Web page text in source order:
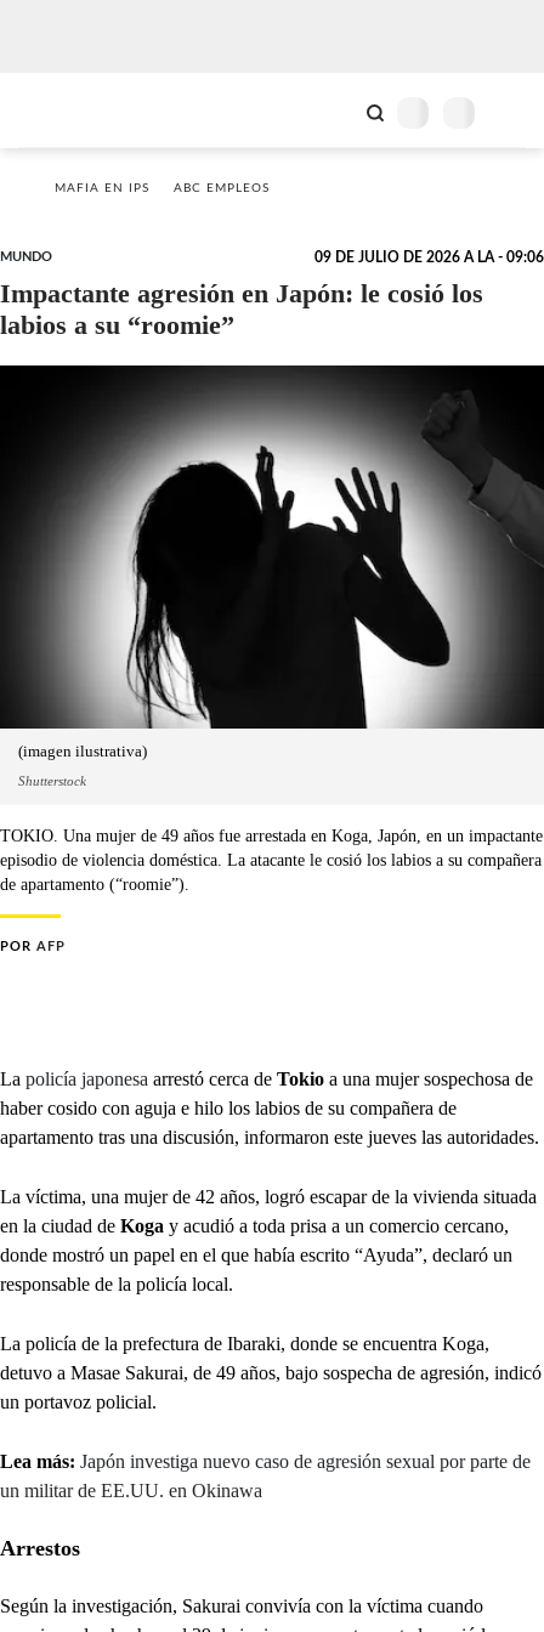
MAFIA EN IPS ABC EMPLEOS
MUNDO 09 DE JULIO DE 2026 A LA - 09:06
Impactante agresión en Japón: le cosió los
labios a su “roomie”
(imagen ilustrativa)
Shutterstock
TOKIO. Una mujer de 49 años fue arrestada en Koga, Japón, en un impactante
episodio de violencia doméstica. La atacante le cosió los labios a su compañera
de apartamento (“roomie”).
POR AFP
La policía japonesa arrestó cerca de Tokio a una mujer sospechosa de
haber cosido con aguja e hilo los labios de su compañera de
apartamento tras una discusión, informaron este jueves las autoridades.
La víctima, una mujer de 42 años, logró escapar de la vivienda situada
en la ciudad de Koga y acudió a toda prisa a un comercio cercano,
donde mostró un papel en el que había escrito “Ayuda”, declaró un
responsable de la policía local.
La policía de la prefectura de Ibaraki, donde se encuentra Koga,
detuvo a Masae Sakurai, de 49 años, bajo sospecha de agresión, indicó
un portavoz policial.
Lea más: Japón investiga nuevo caso de agresión sexual por parte de
un militar de EE.UU. en Okinawa
Arrestos
Según la investigación, Sakurai convivía con la víctima cuando